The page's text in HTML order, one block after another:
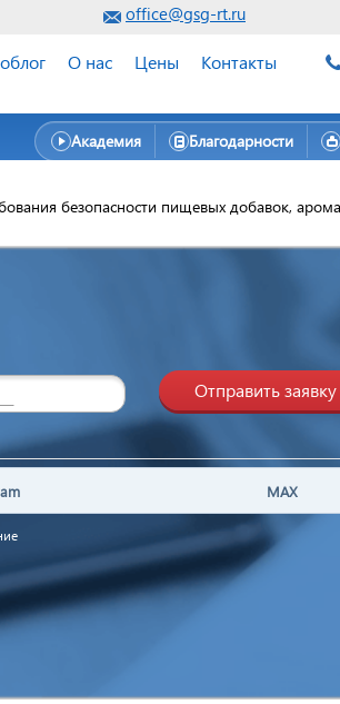
office@gsg-rt.ru
О нас Цены Контакты
Академия Благодарности
безопасности пищевых добавок,
Отправить заявку
MAX